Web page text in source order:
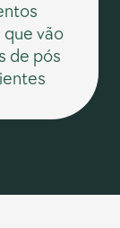
vão
de pós